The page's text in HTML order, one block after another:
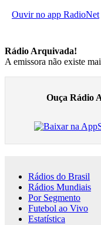
Ouvir no app RadioNet
Rádio Arquivada!
A emissora não existe
Ouça Rádio
Rádios do Brasil
Rádios Mundiais
Por Segmento
Futebol ao Vivo
Estatística